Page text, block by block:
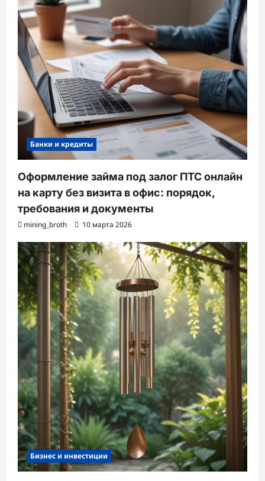
Банки и кредиты
Оформление займа под залог ПТС онлайн
на карту без визита в офис: порядок,
требования и документы
mining_broth 10 марта 2026
Бизнес и инвестиции